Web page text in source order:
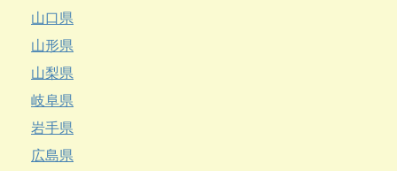
山口県
山形県
山梨県
岐阜県
岩手県
広島県